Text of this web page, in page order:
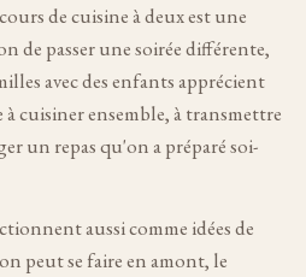
de cuisine à deux est une
de passer une soirée différente,
avec des enfants apprécient
cuisiner ensemble, à transmettre
un repas qu'on a préparé soi-
aussi comme idées de
peut se faire en amont, le